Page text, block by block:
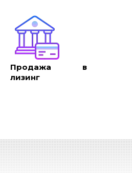
Продажа в
лизинг